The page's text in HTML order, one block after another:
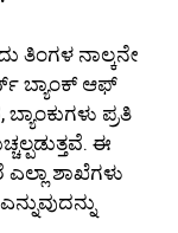
ತಿಂಗಳ ನಾಲ್ಕನೇ
ಬ್ಯಾಂಕ್ ಆಫ್
ಪ್ರತಿ
ಈ
ಎಲ್ಲಾ ಶಾಖೆಗಳು